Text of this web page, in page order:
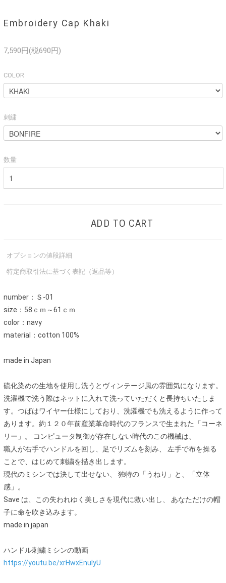
Embroidery Cap Khaki
7,590円(税690円)
COLOR
刺繍
数量
ADD TO CART
オプションの値段詳細
特定商取引法に基づく表記（返品等）
number：Ｓ-01
size：58ｃｍ～61ｃｍ
color：navy
material：cotton 100%
made in Japan
硫化染めの生地を使用し洗うとヴィンテージ風の雰囲気になります。
洗濯機で洗う際はネットに入れて洗っていただくと長持ちいたしま
す。つばはワイヤー仕様にしており、洗濯機でも洗えるように作って
あります。約１２０年前産業革命時代のフランスで生まれた「コーネ
リー」。 コンピュータ制御が存在しない時代のこの機械は、
職人が右手でハンドルを回し、足でリズムを刻み、 左手で布を操る
ことで、はじめて刺繍を描き出します。
現代のミシンでは決して出せない、 独特の「うねり」と、「立体
感」。
Save は、この失われゆく美しさを現代に救い出し、 あなただけの帽
子に命を吹き込みます。
made in japan
ハンドル刺繍ミシンの動画
https://youtu.be/xrHwxEnulyU